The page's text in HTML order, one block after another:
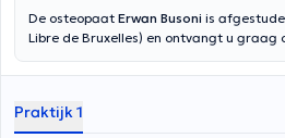
De osteopaat Erwan Busoni is
Libre de Bruxelles) en ontvangt u graag
gespecialiseerd in het analyseren van
Inhoud vertaald door google translate
Praktijk 1